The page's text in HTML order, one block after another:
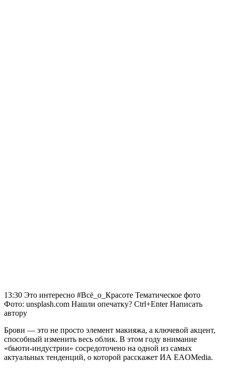
13:30 Это интересно #Всё_о_Красоте Тематическое фото
Фото: unsplash.com Нашли опечатку? Ctrl+Enter Написать
автору
Брови — это не просто элемент макияжа, а ключевой акцент,
способный изменить весь облик. В этом году внимание
«бьюти-индустрии» сосредоточено на одной из самых
актуальных тенденций, о которой расскажет ИА EAOMedia.